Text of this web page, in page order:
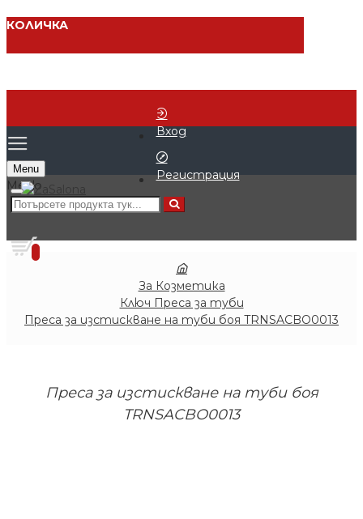
КОЛИЧКА
Вход
Регистрация
Menu
0
За Козметика
Ключ Преса за туби
Преса за изстискване на туби боя TRNSACBO0013
Преса за изстискване на туби боя
TRNSACBO0013